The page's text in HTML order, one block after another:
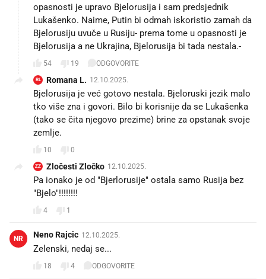
opasnosti je upravo Bjelorusija i sam predsjednik
Lukašenko. Naime, Putin bi odmah iskoristio zamah da
Bjelorusiju uvuče u Rusiju- prema tome u opasnosti je
Bjelorusija a ne Ukrajina, Bjelorusija bi tada nestala.-
54 19 ODGOVORITE
RL Romana L. 12.10.2025.
Bjelorusija je već gotovo nestala. Bjeloruski jezik malo
tko više zna i govori. Bilo bi korisnije da se Lukašenka
(tako se čita njegovo prezime) brine za opstanak svoje
zemlje.
10 0
ZZ Zločesti Zločko 12.10.2025.
Pa ionako je od "Bjerlorusije" ostala samo Rusija bez
"Bjelo"!!!!!!!!
4 1
NR Neno Rajcic 12.10.2025.
Zelenski, nedaj se...
18 4 ODGOVORITE